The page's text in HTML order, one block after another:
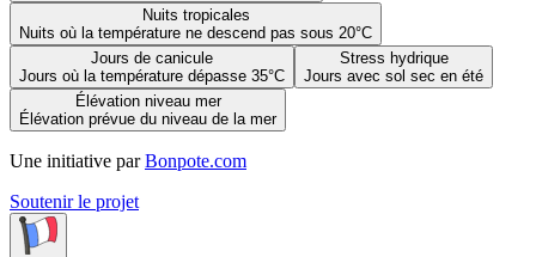
Nuits tropicales
Nuits où la température ne descend pas sous 20°C
Jours de canicule
Jours où la température dépasse 35°C
Stress hydrique
Jours avec sol sec en été
Élévation niveau mer
Élévation prévue du niveau de la mer
Une initiative par Bonpote.com
Soutenir le projet